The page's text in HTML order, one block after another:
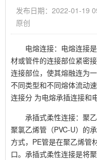
发布日期：2022-01-19
原创
电熔连接：电熔连接
材或管件的连接部位紧密
连接部位，使其熔融连为
不同类型和不同熔体流动
连接分 为电熔承插连接和
承插式柔性连接：聚
聚氯乙烯管（PVC-U）的
方式，PE管是在聚乙烯管
口。承插式柔性连接是将